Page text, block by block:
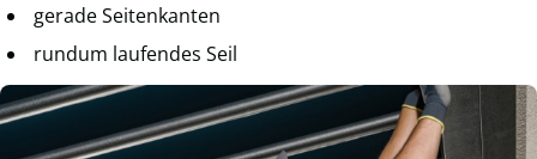
gerade Seitenkanten
rundum laufendes Seil